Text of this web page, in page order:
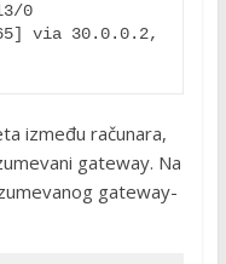
0
via 30.0.0.2,
između računara,
gateway. Na
gateway-